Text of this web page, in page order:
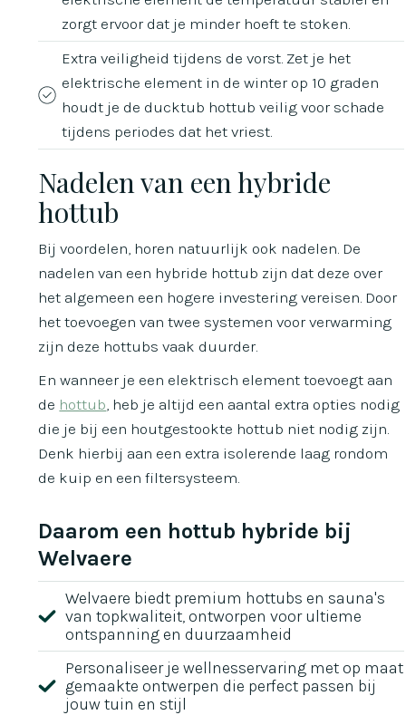
zorgt ervoor dat je minder hoeft te stoken.
Extra veiligheid tijdens de vorst. Zet je het
elektrische element in de winter op 10 graden
houdt je de ducktub hottub veilig voor schade
tijdens periodes dat het vriest.
Nadelen van een hybride
hottub
Bij voordelen, horen natuurlijk ook nadelen. De
nadelen van een hybride hottub zijn dat deze over
het algemeen een hogere investering vereisen. Door
het toevoegen van twee systemen voor verwarming
zijn deze hottubs vaak duurder.
En wanneer je een elektrisch element toevoegt aan
de hottub , heb je altijd een aantal extra opties nodig
die je bij een houtgestookte hottub niet nodig zijn.
Denk hierbij aan een extra isolerende laag rondom
de kuip en een filtersysteem.
Daarom een hottub hybride bij
Welvaere
Welvaere biedt premium hottubs en sauna's
van topkwaliteit, ontworpen voor ultieme
ontspanning en duurzaamheid
Personaliseer je wellnesservaring met op maat
gemaakte ontwerpen die perfect passen bij
jouw tuin en stijl